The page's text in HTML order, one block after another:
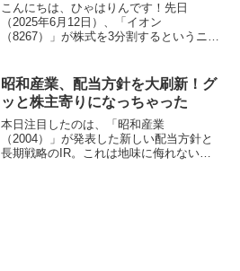
こんにちは、ひゃはりんです！先日
（2025年6月12日）、「イオン
（8267）」が株式を3分割するというニュ
昇の一途をたどっています！ここで改め
てイオンの株式分割の内容...
昭和産業、配当方針を大刷新！グ
ッと株主寄りになっちゃった
本日注目したのは、「昭和産業
（2004）」が発表した新しい配当方針と
長期戦略のIR。これは地味に侮れないニ